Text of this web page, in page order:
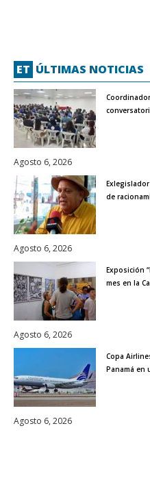
ET ÚLTIMAS NOTICIAS
Agosto 6, 2026
de
Agosto 6, 2026
Exposición
mes en la
Agosto 6, 2026
Copa
Panamá en
Agosto 6, 2026